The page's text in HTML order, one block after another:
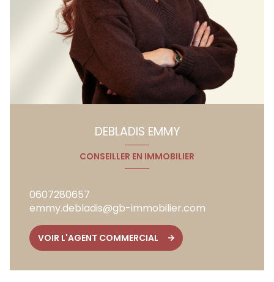
DEBLADIS EMMY
CONSEILLER EN IMMOBILIER
0607280657
emmy.debladis@gb-immobilier.com
VOIR L'AGENT COMMERCIAL